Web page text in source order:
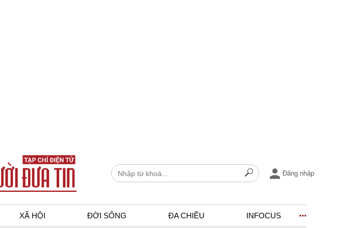
Đăng nhập
XÃ HỘI ĐỜI SỐNG ĐA CHIỀU INFOCUS